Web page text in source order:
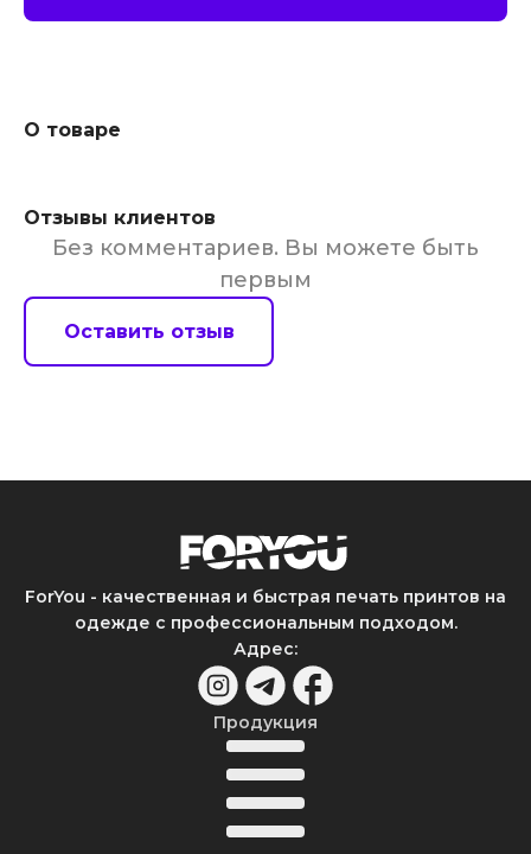
О товаре
Отзывы клиентов
Без комментариев. Вы можете быть
первым
Оставить отзыв
ForYou - качественная и быстрая печать принтов на
одежде с профессиональным подходом.
Адрес:
Продукция